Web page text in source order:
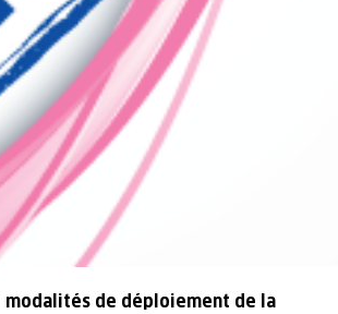
modalités de déploiement de la